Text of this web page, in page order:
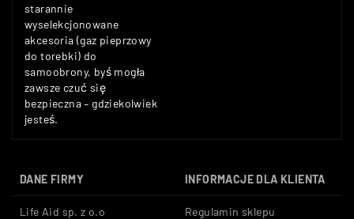
starannie
wyselekcjonowane
akcesoria (gaz pieprzowy
do torebki) do
samoobrony, byś mogła
zawsze czuć się
bezpieczna – gdziekolwiek
jesteś.
DANE FIRMY INFORMACJE DLA KLIENTA
Life Aid sp. z o.o
Regulamin sklepu